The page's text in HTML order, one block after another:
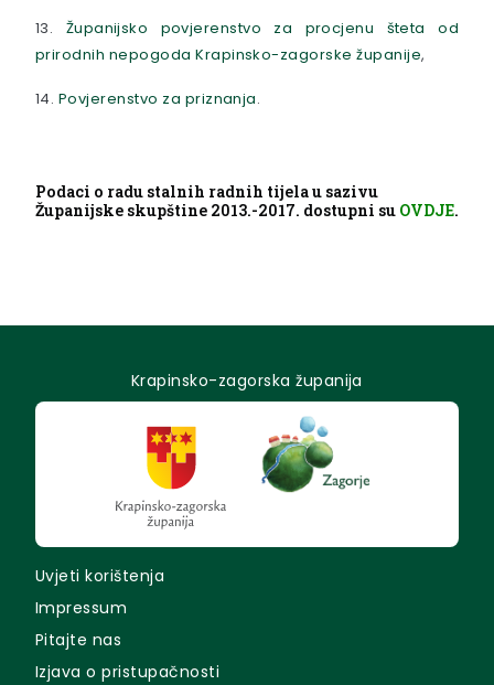
13. Županijsko povjerenstvo za procjenu šteta od
prirodnih nepogoda Krapinsko-zagorske županije,
14. Povjerenstvo za priznanja.
Podaci o radu stalnih radnih tijela u sazivu
Županijske skupštine 2013.-2017. dostupni su OVDJE.
Krapinsko-zagorska županija
Uvjeti korištenja
Impressum
Pitajte nas
Izjava o pristupačnosti